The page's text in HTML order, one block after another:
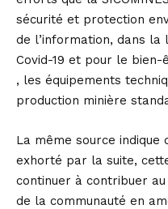
sécurité et protection
de l’information, dans
Covid-19 et pour le
, les équipements
production minière
La même source indique
exhorté par la suite,
continuer à contribuer
de la communauté en